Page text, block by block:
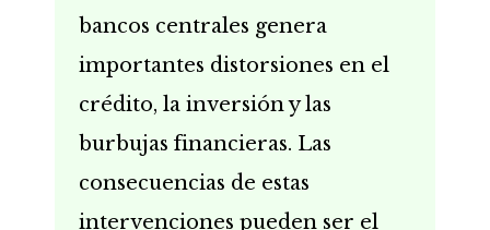
bancos centrales genera
importantes distorsiones en el
crédito, la inversión y las
burbujas financieras. Las
consecuencias de estas
intervenciones pueden ser el